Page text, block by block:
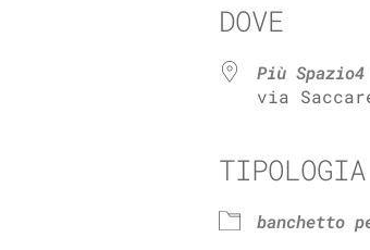
iCalendar
DOVE
Più
via
banchetto